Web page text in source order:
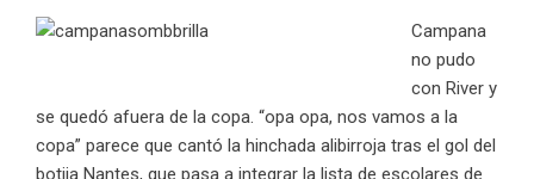
Campana
no pudo
con River y
se quedó afuera de la copa. “opa opa, nos vamos a la
copa” parece que cantó la hinchada alibirroja tras el gol del
botija Nantes, que pasa a integrar la lista de escolares de